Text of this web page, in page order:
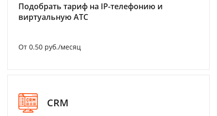
Подобрать тариф на IP-телефонию и
виртуальную АТС
От 0.50 руб./месяц
CRM